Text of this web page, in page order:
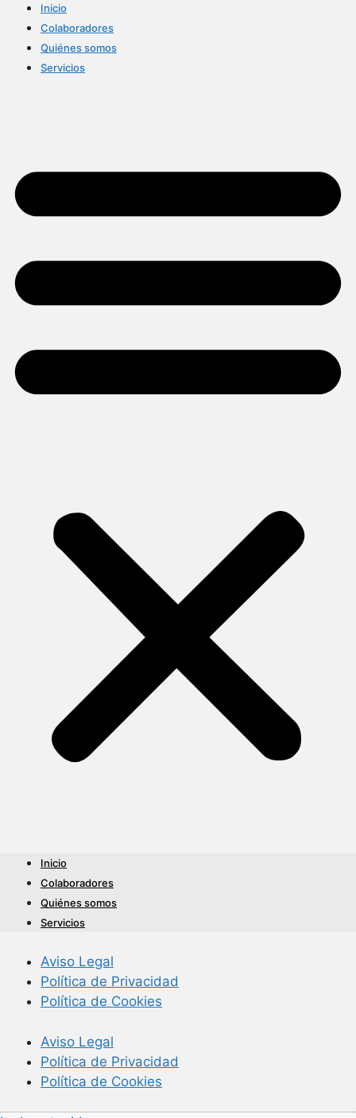
Inicio
Colaboradores
Quiénes somos
Servicios
Inicio
Colaboradores
Quiénes somos
Servicios
Aviso Legal
Política de Privacidad
Política de Cookies
Aviso Legal
Política de Privacidad
Política de Cookies